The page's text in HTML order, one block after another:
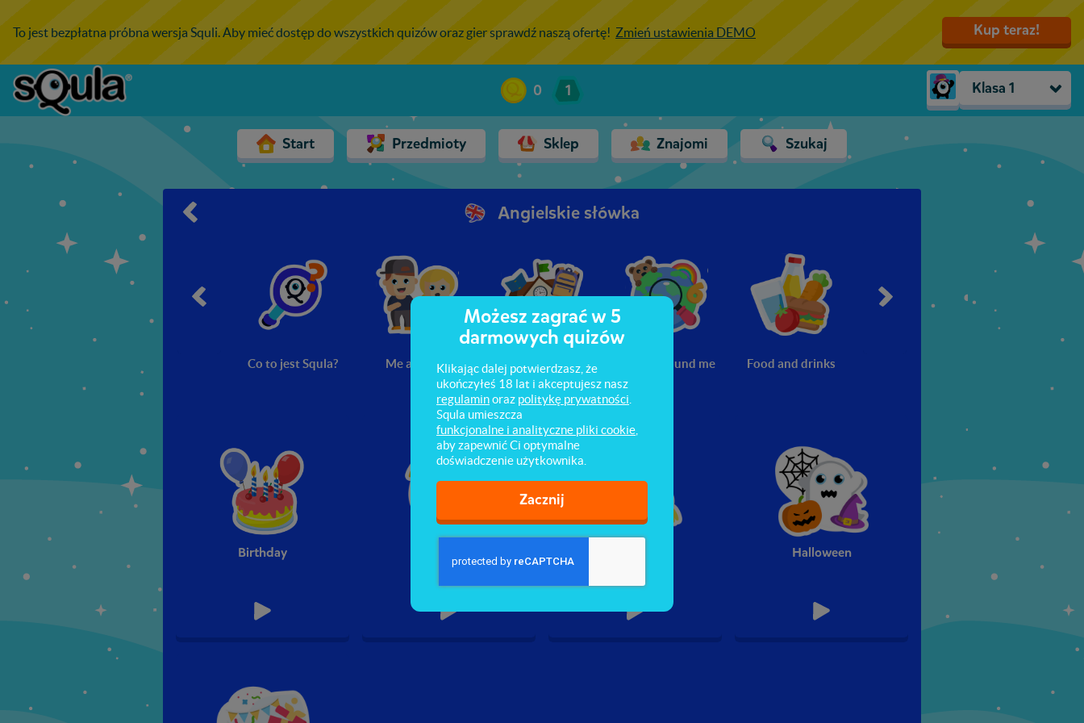
To jest bezpłatna próbna wersja Squli. Aby mieć dostęp do wszystkich quizów oraz gier sprawdź naszą ofertę! Zmień ustawienia DEMO Kup teraz!
0 1 Klasa 1
Przedszkole
Zerówka
Klasa 2
Klasa 3
Start Przedmioty Sklep Znajomi Szukaj
Angielskie słówka
Co to jest Squla? Me and you My school World around me Food and drinks
Birthday Halloween
Możesz zagrać w 5
darmowych quizów
Klikając dalej potwierdzasz, że
ukończyłeś 18 lat i akceptujesz nasz
regulaminoraz politykę prywatności
Squla umieszcza
funkcjonalne i analityczne pliki cookie
aby zapewnić Ci optymalne
doświadczenie użytkownika.
Zacznij